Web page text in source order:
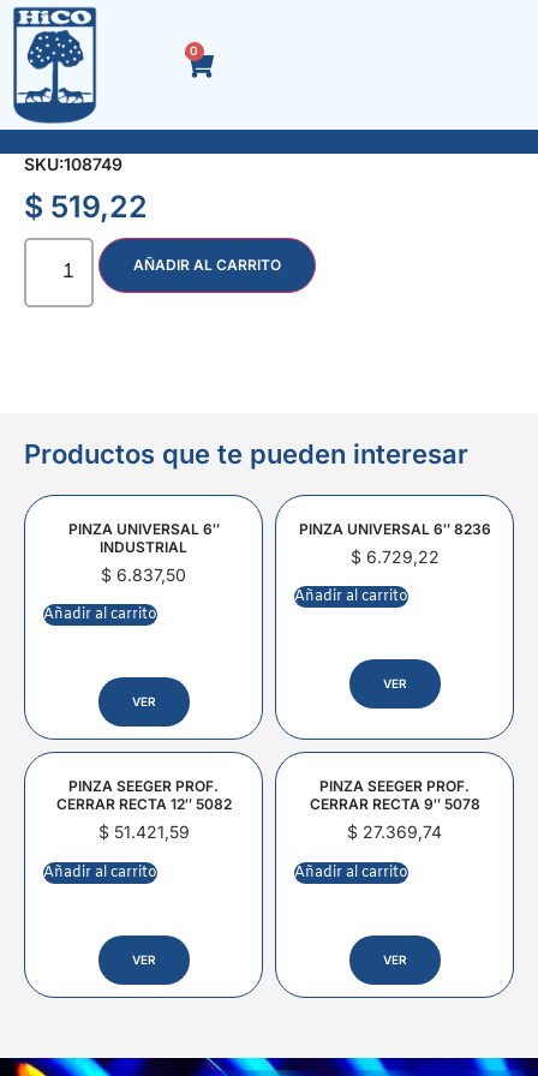
0
RUEDA PLASTICA TP 50 mm. DOBLE CON BASE
SKU:108749
$ 519,22
AÑADIR AL CARRITO
Productos que te pueden interesar
PINZA UNIVERSAL 6″
INDUSTRIAL
$ 6.837,50
Añadir al carrito
VER
PINZA UNIVERSAL 6″ 8236
$6.729,22
Añadir al carrito
VER
PINZA SEEGER PROF.
CERRAR RECTA 12″ 5082
$51.421,59
Añadir al carrito
VER
PINZA SEEGER PROF.
CERRAR RECTA 9″ 5078
$ 27.369,74
Añadir al carrito
VER